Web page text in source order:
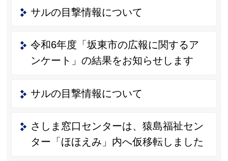
サルの目撃情報について
令和6年度「坂東市の広報に関するア
ンケート」の結果をお知らせします
サルの目撃情報について
さしま窓口センターは、猿島福祉セン
ター「ほほえみ」内へ仮移転しました